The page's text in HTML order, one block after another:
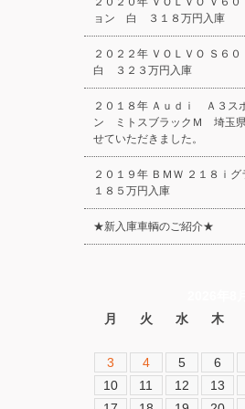
ョン 白 ３１８万円入庫
２０２２年 ＶＯＬＶＯ Ｓ６
白 ３２３万円入庫
２０１８年 Ａｕｄｉ Ａ３ス
ン ミトスブラックＭ 埼玉県
せていただきました。
２０１９年 ＢＭＷ ２１８ｉ
１８５万円入庫
★新入庫車輌のご紹介★
月
火 水 木
3
4 5 6
10
11 12 13